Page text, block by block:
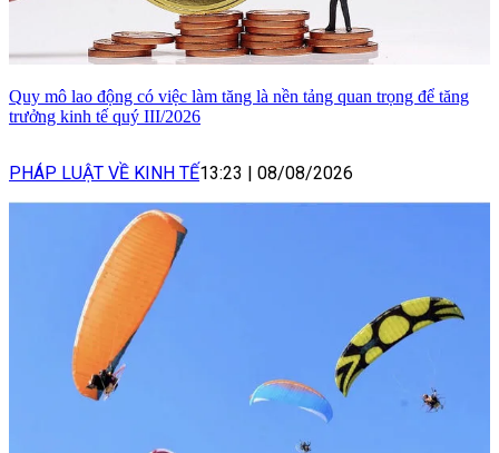
Quy mô lao động có việc làm tăng là nền tảng quan trọng để tăng
trưởng kinh tế quý III/2026
PHÁP LUẬT VỀ KINH TẾ13:23 08/08/2026